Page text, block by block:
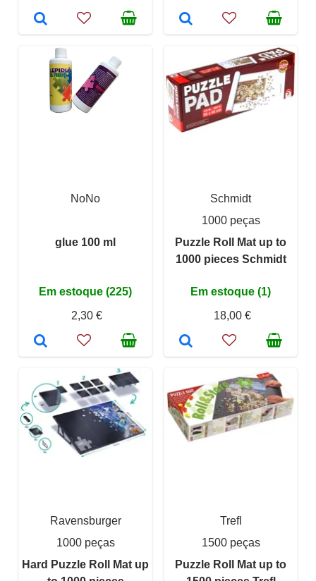
NoNo
glue 100 ml
Em estoque (225)
2,30 €
Schmidt
1000 peças
Puzzle Roll Mat up to
1000 pieces Schmidt
Em estoque (1)
18,00 €
Ravensburger
1000 peças
Hard Puzzle Roll Mat up
Trefl
1500 peças
Puzzle Roll Mat up to